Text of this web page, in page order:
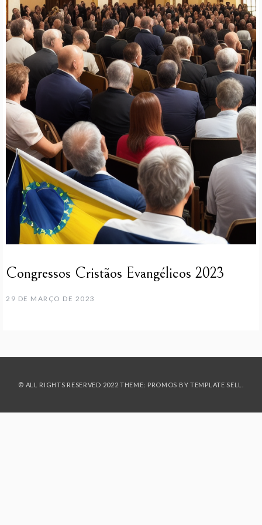
Congressos Cristãos Evangélicos 2023
29 DE MARÇO DE 2023
© ALL RIGHTS RESERVED 2022 THEME: PROMOS BY TEMPLATE SELL